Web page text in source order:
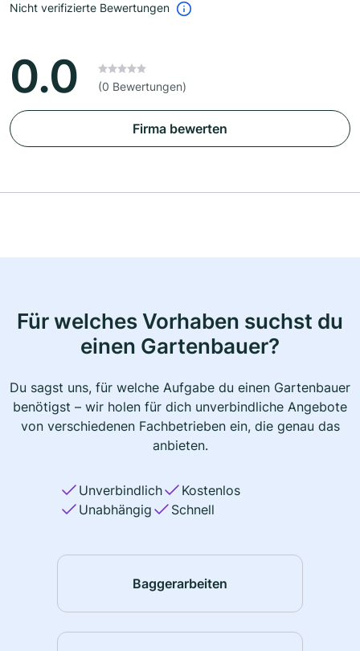
Nicht verifizierte Bewertungen
0.0 (0 Bewertungen)
Firma bewerten
Für welches Vorhaben suchst du
einen Gartenbauer?
Du sagst uns, für welche Aufgabe du einen Gartenbauer
benötigst – wir holen für dich unverbindliche Angebote
von verschiedenen Fachbetrieben ein, die genau das
anbieten.
Unverbindlich
Kostenlos
Unabhängig
Schnell
Baggerarbeiten